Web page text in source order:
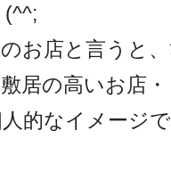
お店と言うと
居の高いお店
的なイメージ